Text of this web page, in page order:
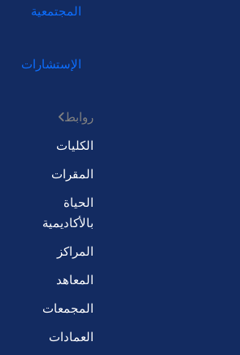
المجتمعية
الإستشارات
روابط
الكليات
المقرات
الحياة
بالأكاديمية
المراكز
المعاهد
المجمعات
العمادات